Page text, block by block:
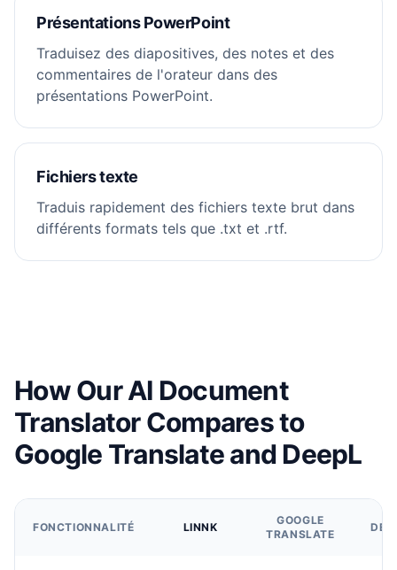
Présentations PowerPoint
Traduisez des diapositives, des notes et des
commentaires de l'orateur dans des
présentations PowerPoint.
Fichiers texte
Traduis rapidement des fichiers texte brut dans
différents formats tels que .txt et .rtf.
How Our AI Document
Translator Compares to
Google Translate and DeepL
FONCTIONNALITÉ LINNK
GOOGLE
TRANSLATE